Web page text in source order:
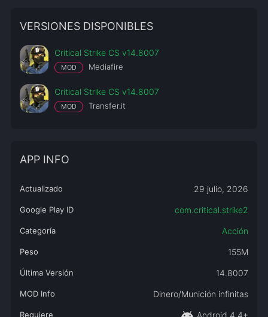
VERSIONES DISPONIBLES
Critical Strike CS v14.8007
MOD Mediafire
Critical Strike CS v14.8007
MOD Transfer.it
APP INFO
Actualizado 29 julio, 2026
Google Play ID com.critical.strike2
Categoría Acción
Peso 155M
Última Versión 14.8007
MOD Info Dinero/Munición infinitas
Requiere Android 4.4+